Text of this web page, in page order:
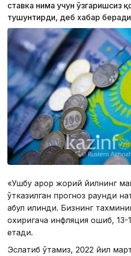
ставка нима учун ўзгаришсиз
тушунтирди, деб хабар
«Ушбу қарор жорий йилнинг
ўтказилган прогноз раунди
қабул қилинди. Бизнинг
охиригача инфляция ошиб, 13-
етади.
Эслатиб ўтамиз, 2022 йил